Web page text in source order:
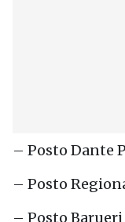
– Posto Dante
– Posto
– Posto Barueri